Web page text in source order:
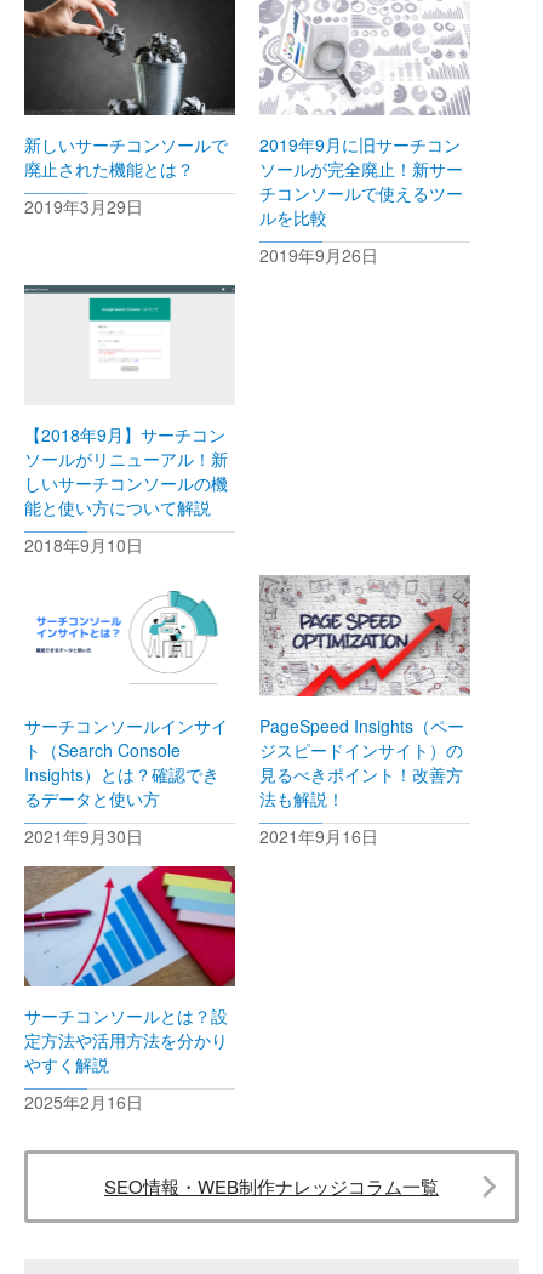
新しいサーチコンソールで
廃止された機能とは？
2019年3月29日
2019年9月に旧サーチコン
ソールが完全廃止！新サー
チコンソールで使えるツー
ルを比較
2019年9月26日
【2018年9月】サーチコン
ソールがリニューアル！新
しいサーチコンソールの機
能と使い方について解説
2018年9月10日
サーチコンソールインサイ
ト（Search Console
Insights）とは？確認でき
るデータと使い方
2021年9月30日
PageSpeed Insights（ペー
ジスピードインサイト）の
見るべきポイント！改善方
法も解説！
2021年9月16日
サーチコンソールとは？設
定方法や活用方法を分かり
やすく解説
2025年2月16日
SEO情報・WEB制作ナレッジコラム一覧